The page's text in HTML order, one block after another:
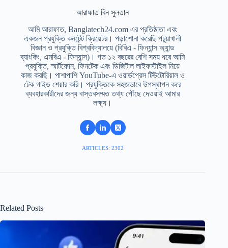
আরাফাত বিন সুলতান
আমি আরাফাত, Banglatech24.com এর প্রতিষ্ঠাতা এবং
একজন প্রযুক্তি কনটেন্ট ক্রিয়েটর। পড়াশোনা করেছি পটুয়াখালী
বিজ্ঞান ও প্রযুক্তি বিশ্ববিদ্যালয়ে (বিবিএ - ফিন্যান্স অ্যান্ড
ব্যাংকিং, এমবিএ - ফিন্যান্স)। গত ১২ বছরের বেশি সময় ধরে আমি
প্রযুক্তি, স্মার্টফোন, ফিনটেক এবং ডিজিটাল লাইফস্টাইল নিয়ে
কাজ করছি। পাশাপাশি YouTube-এ ওয়ার্ডপ্রেস টিউটোরিয়াল ও
টেক গাইড শেয়ার করি। প্রযুক্তিকে সহজভাবে উপস্থাপন করে
ব্যবহারকারীদের জন্য বাস্তবসম্মত তথ্য পৌঁছে দেওয়াই আমার
লক্ষ্য।
ARTICLES: 2302
Related Posts